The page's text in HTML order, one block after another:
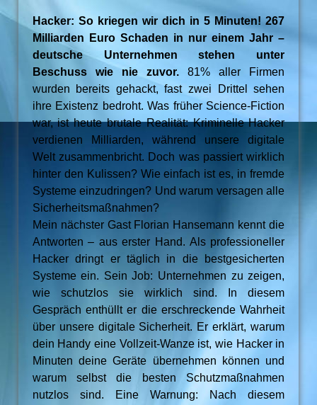
Hacker: So kriegen wir dich in 5 Minuten! 267
Milliarden Euro Schaden in nur einem Jahr –
deutsche Unternehmen stehen unter
Beschuss wie nie zuvor.81% aller Firmen
wurden bereits gehackt, fast zwei Drittel sehen
ihre Existenz bedroht. Was früher Science-Fiction
war, ist heute brutale Realität: Kriminelle Hacker
verdienen Milliarden, während unsere digitale
Welt zusammenbricht. Doch was passiert wirklich
hinter den Kulissen? Wie einfach ist es, in fremde
Systeme einzudringen? Und warum versagen alle
Sicherheitsmaßnahmen?
Mein nächster Gast Florian Hansemann kennt die
Antworten – aus erster Hand. Als professioneller
Hacker dringt er täglich in die bestgesicherten
Systeme ein. Sein Job: Unternehmen zu zeigen,
wie schutzlos sie wirklich sind. In diesem
Gespräch enthüllt er die erschreckende Wahrheit
über unsere digitale Sicherheit. Er erklärt, warum
dein Handy eine Vollzeit-Wanze ist, wie Hacker in
Minuten deine Geräte übernehmen können und
warum selbst die besten Schutzmaßnahmen
nutzlos sind. Eine Warnung: Nach diesem